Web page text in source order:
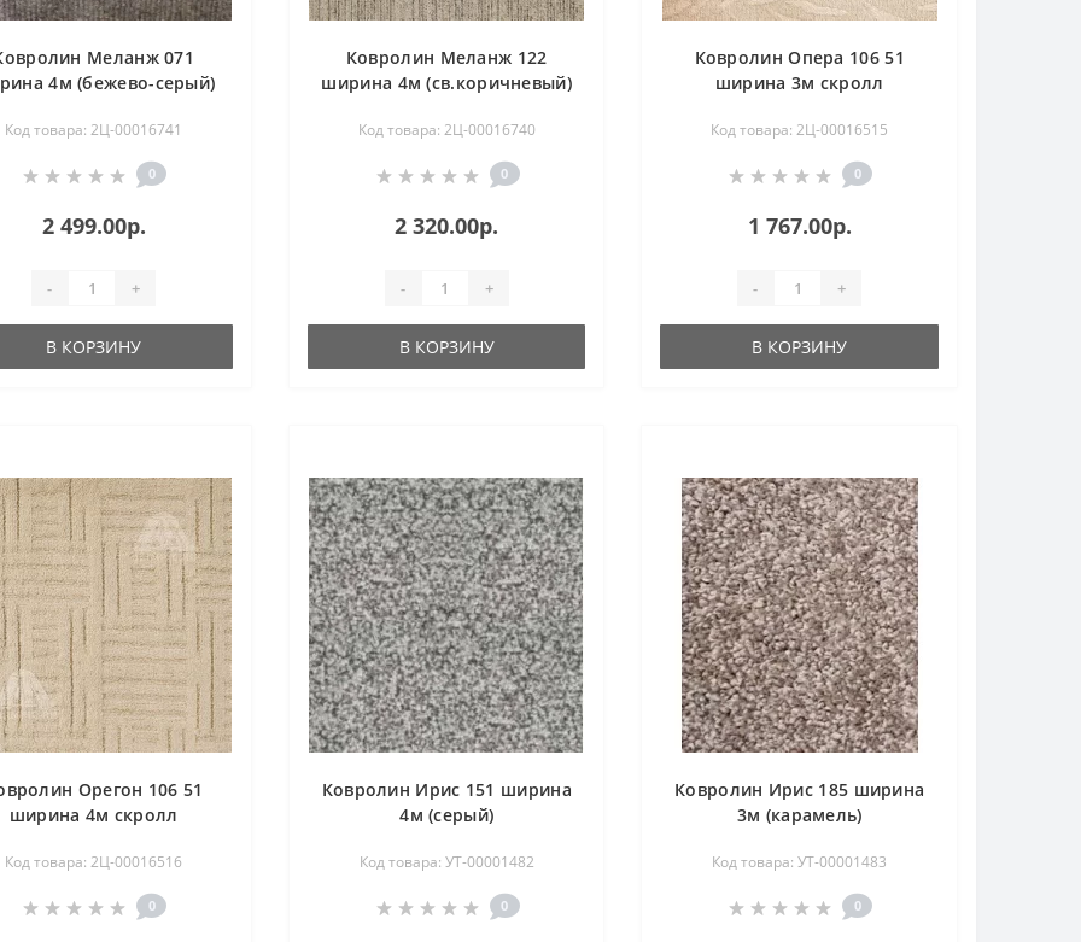
Меланж 071
4м (бежево-серый)
Код товара: 2Ц-00016741
0
2 499.00р.
- +
В КОРЗИНУ
Ковролин Меланж 122
ширина 4м (св.коричневый)
Код товара: 2Ц-00016740
0
2 320.00р.
- +
В КОРЗИНУ
Ковролин Опера 106 51
ширина 3м скролл
Код товара: 2Ц-00016515
0
1 767.00р.
- +
В КОРЗИНУ
Орегон 106 51
ширина 4м скролл
Код товара: 2Ц-00016516
0
Ковролин Ирис 151 ширина
4м (серый)
Код товара: УТ-00001482
0
Ковролин Ирис 185 ширина
3м (карамель)
Код товара: УТ-00001483
0